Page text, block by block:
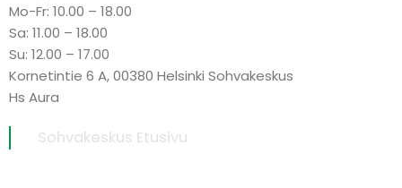
Mo-Fr: 10.00 – 18.00
Sa: 11.00 – 18.00
Su: 12.00 – 17.00
Kornetintie 6 A, 00380 Helsinki Sohvakeskus
Hs Aura
Sohvakeskus Etusivu